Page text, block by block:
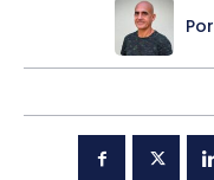
Por